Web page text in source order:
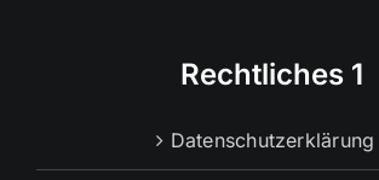
Rechtliches 1
Datenschutzerklärung